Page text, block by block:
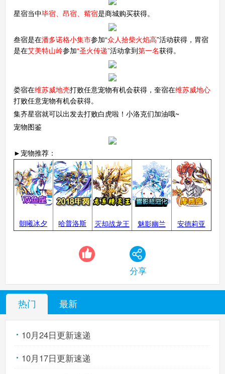
洛克王国手机版
星宿当中毕宿、昂宿、觜宿是商城购买获得。
叁宿是在潘多诺格小集市参加“众人拾柴火焰高”活动获得，胃宿
是在艾美特山岭参加“圣火传递”活动拿到第一名获得。
娄宿在维苏威地壳打败任意宠物有机会获得，奎宿在维苏威地心
打败任意宠物有机会获得。
集齐星宿就可以出发去打败白虎啦！小洛克们加油哦~
宠物图鉴
►宠物推荐：
朝曦冰夕 哈普洛斯 灭却战龙王 魅影幽兰 安德莉亚
分享
热门 最新
10月24日更新速递
10月17日更新速递